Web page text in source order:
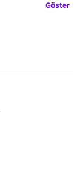
Göster